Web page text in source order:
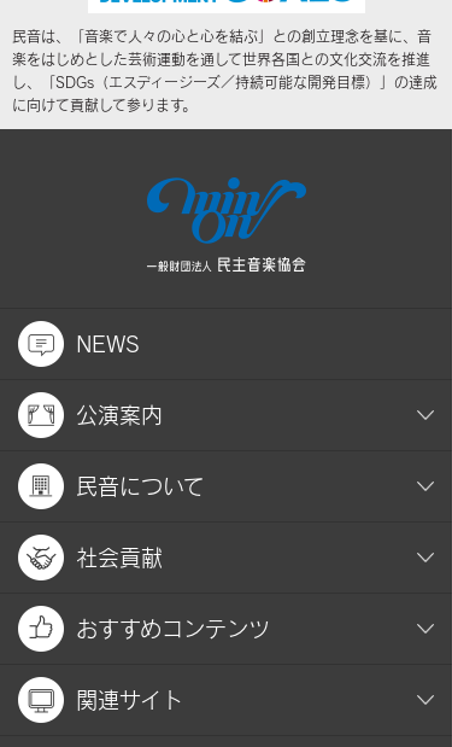
民音は、「音楽で人々の心と心を結ぶ」との創立理念を基に、音
楽をはじめとした芸術運動を通して世界各国との文化交流を推進
し、「SDGs（エスディージーズ／持続可能な開発目標）」の達成
に向けて貢献して参ります。
NEWS
公演案内
民音について
社会貢献
おすすめコンテンツ
関連サイト